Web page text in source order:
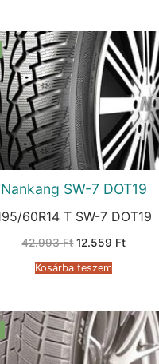
Nankang SW-7 DOT19
60R14 T SW-7 DOT19
42.993Ft Original
was:
42.993 Ft.
12.559 FtCurrent
Kosárba teszem